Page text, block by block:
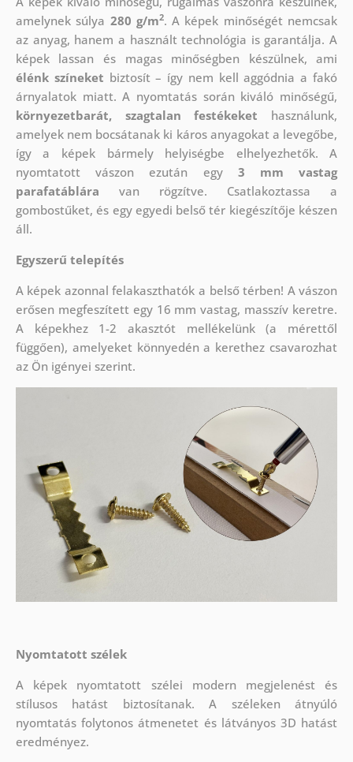
amelynek súlya 280 g/m2. A képek minőségét nemcsak
az anyag, hanem a használt technológia is garantálja. A
képek lassan és magas minőségben készülnek, ami
élénk színeket biztosít – így nem kell aggódnia a fakó
árnyalatok miatt. A nyomtatás során kiváló minőségű,
környezetbarát, szagtalan festékeket használunk,
amelyek nem bocsátanak ki káros anyagokat a levegőbe,
így a képek bármely helyiségbe elhelyezhetők. A
nyomtatott vászon ezután egy 3 mm vastag
parafatáblára van rögzítve. Csatlakoztassa a
gombostűket, és egy egyedi belső tér kiegészítője készen
áll.
Egyszerű telepítés
A képek azonnal felakaszthatók a belső térben! A vászon
erősen megfeszített egy 16 mm vastag, masszív keretre.
A képekhez 1-2 akasztót mellékelünk (a mérettől
függően), amelyeket könnyedén a kerethez csavarozhat
az Ön igényei szerint.
Nyomtatott szélek
A képek nyomtatott szélei modern megjelenést és
stílusos hatást biztosítanak. A széleken átnyúló
nyomtatás folytonos átmenetet és látványos 3D hatást
eredményez.